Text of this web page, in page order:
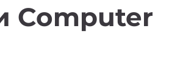
Computer